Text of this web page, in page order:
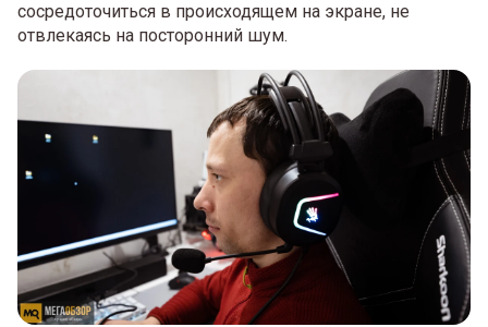
сосредоточиться в происходящем на экране, не
отвлекаясь на посторонний шум.